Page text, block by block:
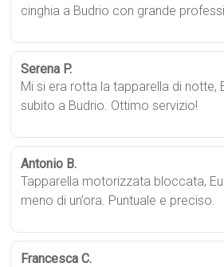
cinghia a Budrio con grande
Serena P.
Mi si era rotta la tapparella di notte,
subito a Budrio. Ottimo servizio!
Antonio B.
Tapparella motorizzata bloccata,
meno di un’ora. Puntuale e preciso.
Francesca C.